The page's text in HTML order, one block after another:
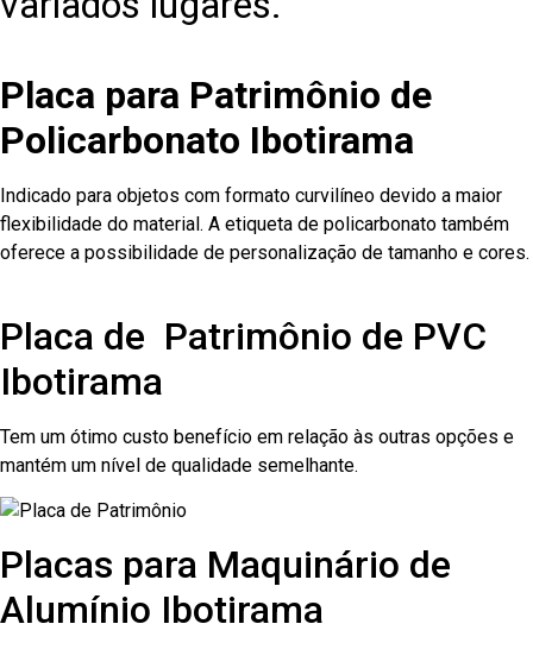
Placa para Patrimônio de
Policarbonato Ibotirama
Indicado para objetos com formato curvilíneo devido a maior
flexibilidade do material. A etiqueta de policarbonato também
oferece a possibilidade de personalização de tamanho e cores.
Placa de Patrimônio de PVC
Ibotirama
Tem um ótimo custo benefício em relação às outras opções e
mantém um nível de qualidade semelhante.
Placas para Maquinário de
Alumínio Ibotirama